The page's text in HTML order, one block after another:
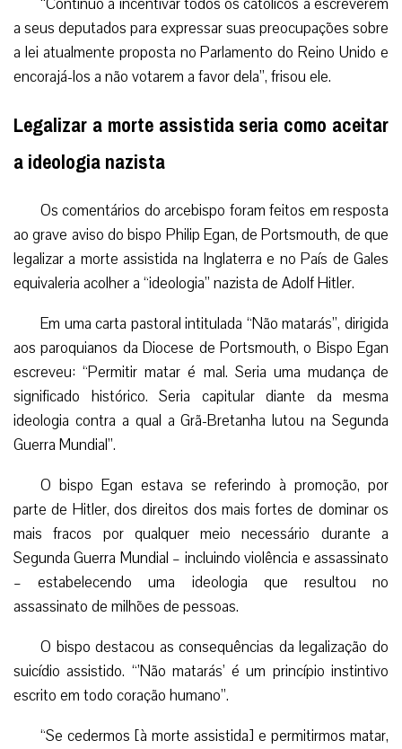
“Continuo a incentivar todos os católicos a escreverem
a seus deputados para expressar suas preocupações sobre
a lei atualmente proposta no Parlamento do Reino Unido e
encorajá-los a não votarem a favor dela”, frisou ele.
Legalizar a morte assistida seria como aceitar
a ideologia nazista
Os comentários do arcebispo foram feitos em resposta
ao grave aviso do bispo Philip Egan, de Portsmouth, de que
legalizar a morte assistida na Inglaterra e no País de Gales
equivaleria acolher a “ideologia” nazista de Adolf Hitler.
Em uma carta pastoral intitulada “Não matarás”, dirigida
aos paroquianos da Diocese de Portsmouth, o Bispo Egan
escreveu: “Permitir matar é mal. Seria uma mudança de
significado histórico. Seria capitular diante da mesma
ideologia contra a qual a Grã-Bretanha lutou na Segunda
Guerra Mundial”.
O bispo Egan estava se referindo à promoção, por
parte de Hitler, dos direitos dos mais fortes de dominar os
mais fracos por qualquer meio necessário durante a
Segunda Guerra Mundial – incluindo violência e assassinato
– estabelecendo uma ideologia que resultou no
assassinato de milhões de pessoas.
O bispo destacou as consequências da legalização do
suicídio assistido. “’Não matarás’ é um princípio instintivo
escrito em todo coração humano”.
“Se cedermos [à morte assistida] e permitirmos matar,